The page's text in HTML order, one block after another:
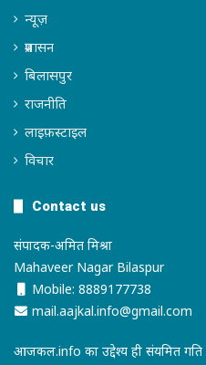
न्यूज़
प्रशासन
बिलासपुर
राजनीति
लाइफ़स्टाइल
विचार
Contact us
संपादक-अमित मिश्रा
Mahaveer Nagar Bilaspur
Mobile: 8889177738
mail.aajkal.info@gmail.com
आजकल.info का उद्देश्य ही संयमित गति